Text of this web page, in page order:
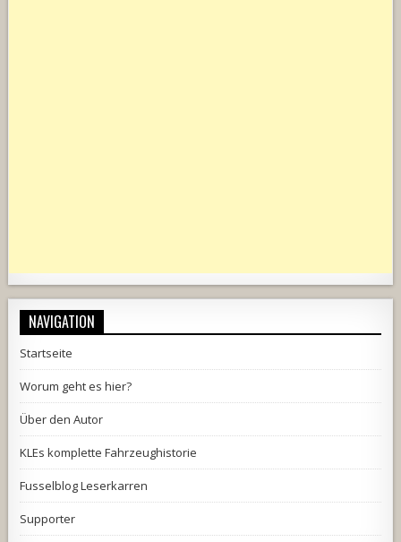
NAVIGATION
Startseite
Worum geht es hier?
Über den Autor
KLEs komplette Fahrzeughistorie
Fusselblog Leserkarren
Supporter